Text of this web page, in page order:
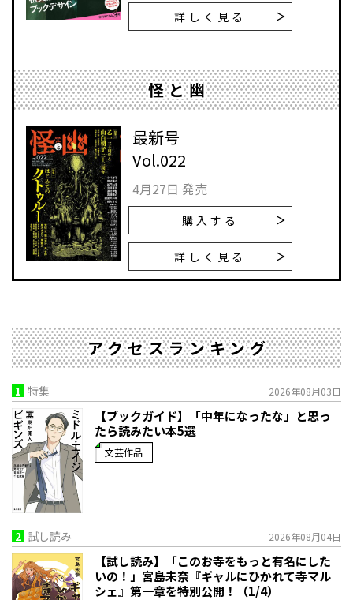
詳しく見る
怪と幽
最新号
Vol.022
4月27日 発売
購入する
詳しく見る
アクセスランキング
1 特集 2026年08月03日
【ブックガイド】「中年になったな」と思っ
たら読みたい本5選
文芸作品
2 試し読み 2026年08月04日
【試し読み】「このお寺をもっと有名にした
いの！」宮島未奈『ギャルにひかれて寺マル
シェ』第一章を特別公開！（1/4）